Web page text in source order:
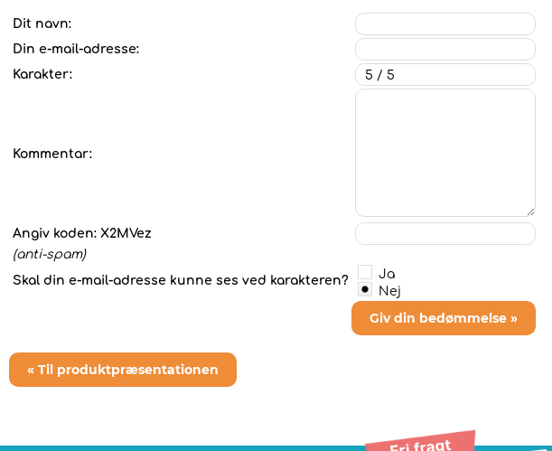
Dit navn:
Din e-mail-adresse:
Karakter:
Kommentar:
Angiv koden: X2MVez
(anti-spam)
Skal din e-mail-adresse kunne ses ved karakteren?
Ja
Nej
Giv din bedømmelse »
« Til produktpræsentationen